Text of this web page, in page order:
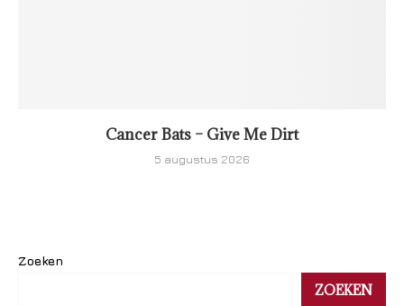
Cancer Bats – Give Me Dirt
5 augustus 2026
Zoeken
ZOEKEN